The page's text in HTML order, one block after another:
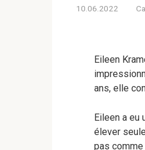
10.06.2022
Eileen
ans, elle
Eileen a eu
élever
pas